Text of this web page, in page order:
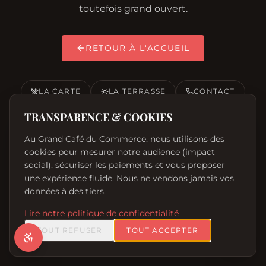
toutefois grand ouvert.
RETOUR À L'ACCUEIL
LA CARTE LA TERRASSE CONTACT
TRANSPARENCE & COOKIES
Au Grand Café du Commerce, nous utilisons des
cookies pour mesurer notre audience (impact
social), sécuriser les paiements et vous proposer
une expérience fluide. Nous ne vendons jamais vos
données à des tiers.
Lire notre politique de confidentialité
TOUT REFUSER TOUT ACCEPTER
ACCESSIBILITÉ Réinitialiser
CONTRASTE ÉLEVÉ
POLICE OPENDYSLEXIC